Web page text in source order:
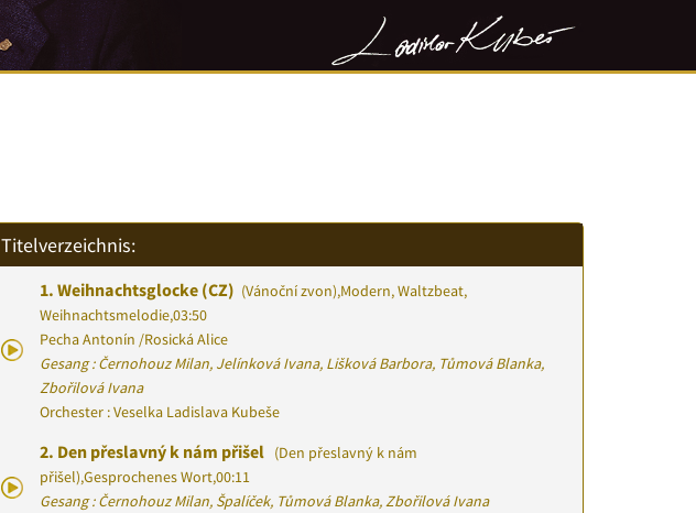
Titelverzeichnis:
1. Weihnachtsglocke (CZ) (Vánoční zvon),Modern, Waltzbeat,
Weihnachtsmelodie,03:50
Pecha Antonín /Rosická Alice
Gesang : Černohouz Milan, Jelínková Ivana, Lišková Barbora, Tůmová Blanka,
Zbořilová Ivana
Orchester : Veselka Ladislava Kubeše
2. Den přeslavný k nám přišel (Den přeslavný k nám
přišel),Gesprochenes Wort,00:11
Gesang : Černohouz Milan, Špalíček, Tůmová Blanka, Zbořilová Ivana